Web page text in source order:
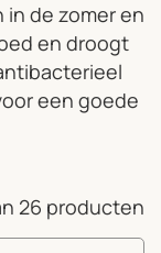
de zomer en
en droogt
een goede
26 producten